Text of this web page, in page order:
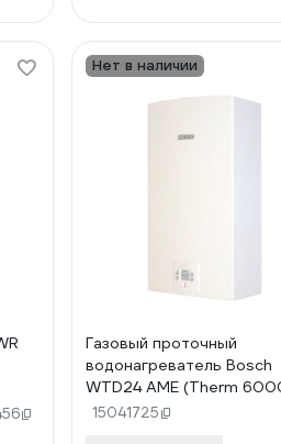
Нет в наличии
Газовый проточный
водонагреватель Bosch
WTD24 AME (Therm
7703311077
15041725